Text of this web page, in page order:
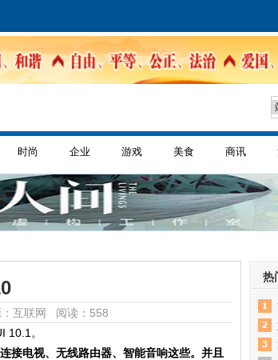
时尚 企业 游戏 美食 商讯
互联网 阅读：558
10.1。
接电视、无线路由器、智能音响这些。并且
热